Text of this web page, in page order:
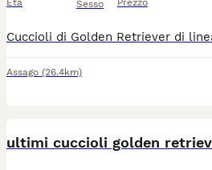
Età Sesso Prezzo
Assago (26.4km)